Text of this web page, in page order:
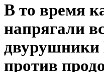
В то время
напрягали
двурушники
против